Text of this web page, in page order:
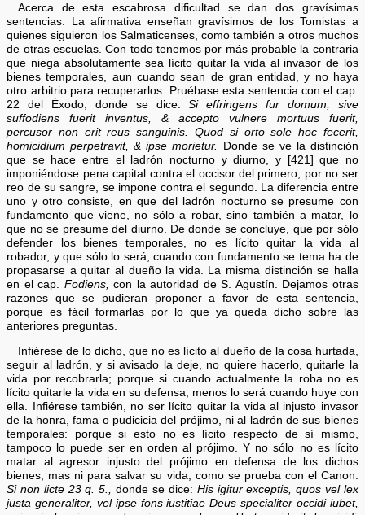
Acerca de esta escabrosa dificultad se dan dos gravísimas
sentencias. La afirmativa enseñan gravísimos de los Tomistas a
quienes siguieron los Salmaticenses, como también a otros muchos
de otras escuelas. Con todo tenemos por más probable la contraria
que niega absolutamente sea lícito quitar la vida al invasor de los
bienes temporales, aun cuando sean de gran entidad, y no haya
otro arbitrio para recuperarlos. Pruébase esta sentencia con el cap.
22 del Éxodo, donde se dice:Si effringens fur domum, sive
suffodiens fuerit inventus, & accepto vulnere mortuus fuerit,
percusor non erit reus sanguinis. Quod si orto sole hoc fecerit,
homicidium perpetravit, & ipse morietur.
Donde se ve la distinción
que se hace entre el ladrón nocturno y diurno, y [421] que no
imponiéndose pena capital contra el occisor del primero, por no ser
reo de su sangre, se impone contra el segundo. La diferencia entre
uno y otro consiste, en que del ladrón nocturno se presume con
fundamento que viene, no sólo a robar, sino también a matar, lo
que no se presume del diurno. De donde se concluye, que por sólo
defender los bienes temporales, no es lícito quitar la vida al
robador, y que sólo lo será, cuando con fundamento se tema ha de
propasarse a quitar al dueño la vida. La misma distinción se halla
en el cap. Fodiens, con la autoridad de S. Agustín. Dejamos otras
razones que se pudieran proponer a favor de esta sentencia,
porque es fácil formarlas por lo que ya queda dicho sobre las
anteriores preguntas.
Infiérese de lo dicho, que no es lícito al dueño de la cosa hurtada,
seguir al ladrón, y si avisado la deje, no quiere hacerlo, quitarle la
vida por recobrarla; porque si cuando actualmente la roba no es
lícito quitarle la vida en su defensa, menos lo será cuando huye con
ella. Infiérese también, no ser lícito quitar la vida al injusto invasor
de la honra, fama o pudicicia del prójimo, ni al ladrón de sus bienes
temporales: porque si esto no es lícito respecto de sí mismo,
tampoco lo puede ser en orden al prójimo. Y no sólo no es lícito
matar al agresor injusto del prójimo en defensa de los dichos
bienes, mas ni para salvar su vida, como se prueba con el Canon:
Si non licte 23 q. 5.,
donde se dice: His igitur exceptis, quos vel lex
justa generaliter, vel ipse fons iustitiae Deus specialiter occidi iubet,